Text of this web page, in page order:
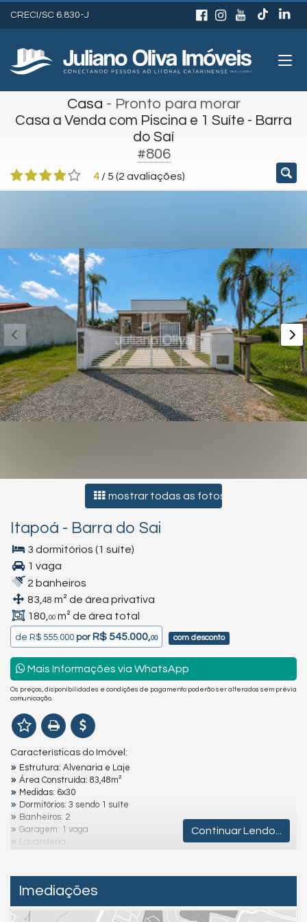
CRECI/SC 6.830-J
Casa - Pronto para morar
Casa a Venda com Piscina e 1 Suíte - Barra
do Saí
#806
4 /5 (2 avaliações)
mostrar todas as fotos
Itapoá - Barra do Sai
3 dormitórios (1 suíte)
1 vaga
2 banheiros
83, 48 m² de área privativa
180, 00 m² de área total
de R$ 555.000 por R$ 545.000,00 com desconto
Mais Informações via WhatsApp
Os preços, disponibilidades e condições de pagamento poderão ser alterados sem prévia
comunicação.
Características do Imóvel:
Estrutura: Alvenaria e Laje
Área Construída: 83,48m²
Medidas: 6x30
Dormitórios: 3 sendo 1 suíte
Banheiros: 2
Garagem: 1 vaga
Lavanderia
Destaques e Diferenciais:
Ambientes Amplos e Arejados
Continuar Lendo...
Imediações